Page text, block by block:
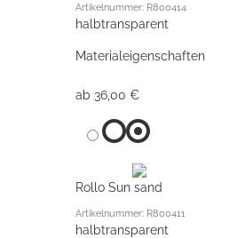
Artikelnummer: R800414
halbtransparent
Materialeigenschaften
ab 36,00 €
Rollo Sun sand
Artikelnummer: R800411
halbtransparent